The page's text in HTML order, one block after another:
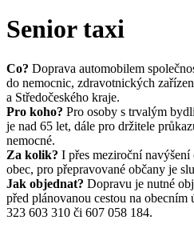
Senior taxi
Co? Doprava automobilem
do nemocnic, zdravotnických
a Středočeského kraje.
Pro koho? Pro osoby s trvalým
je nad 65 let, dále pro držitele
nemocné.
Za kolik? I přes meziroční
obec, pro přepravované občany je
Jak objednat? Dopravu je nutné
před plánovanou cestou na obecním
323 603 310 či 607 058 184.